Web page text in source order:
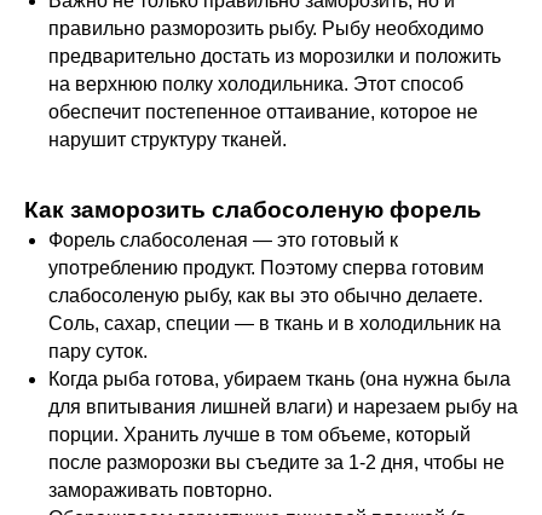
правильно разморозить рыбу. Рыбу необходимо
предварительно достать из морозилки и положить
на верхнюю полку холодильника. Этот способ
обеспечит постепенное оттаивание, которое не
нарушит структуру тканей.
Как заморозить слабосоленую форель
Форель слабосоленая — это готовый к
употреблению продукт. Поэтому сперва готовим
слабосоленую рыбу, как вы это обычно делаете.
Соль, сахар, специи — в ткань и в холодильник на
пару суток.
Когда рыба готова, убираем ткань (она нужна была
для впитывания лишней влаги) и нарезаем рыбу на
порции. Хранить лучше в том объеме, который
после разморозки вы съедите за 1-2 дня, чтобы не
замораживать повторно.